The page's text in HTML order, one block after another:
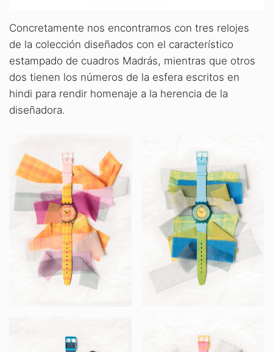
Concretamente nos encontramos con tres relojes
de la colección diseñados con el característico
estampado de cuadros Madrás, mientras que otros
dos tienen los números de la esfera escritos en
hindi para rendir homenaje a la herencia de la
diseñadora.